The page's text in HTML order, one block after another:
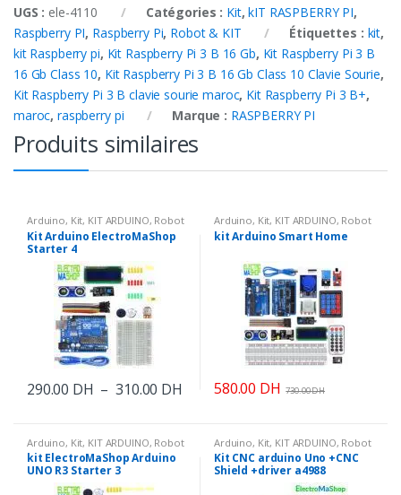
UGS : ele-4110 Catégories : Kit,kIT RASPBERRY PI,
Raspberry PI, Raspberry Pi, Robot & KIT Étiquettes : kit,
kit Raspberry pi, Kit Raspberry Pi 3 B 16 Gb, Kit Raspberry Pi 3 B
16 Gb Class 10, Kit Raspberry Pi 3 B 16 Gb Class 10 Clavie Sourie,
Kit Raspberry Pi 3 B clavie sourie maroc, Kit Raspberry Pi 3 B+,
maroc,raspberry pi Marque : RASPBERRY PI
Produits similaires
Arduino, Kit, KIT ARDUINO, Robot
& KIT
Kit Arduino ElectroMaShop
Starter 4
290.00 DH – 310.00 DH Plage
à
310.00 DH
a
plusieurs
variations.
Arduino, Kit, KIT ARDUINO, Robot
& KIT
kit Arduino Smart Home
580.00 DH 730.00DH
Arduino, Kit, KIT ARDUINO, Robot
& KIT
kit ElectroMaShop Arduino
UNO R3 Starter 3
Arduino, Kit, KIT ARDUINO, Robot
& KIT
Kit CNC arduino Uno +CNC
Shield +driver a4988